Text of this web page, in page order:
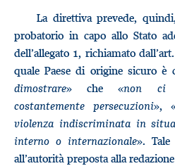
La direttiva prevede,
probatorio in capo allo Stato
dell’allegato 1, richiamato
quale Paese di origine sicuro è
dimostrare» che «non ci
costantemente persecuzioni»,
violenza indiscriminata in
interno o internazionale».
all’autorità preposta alla